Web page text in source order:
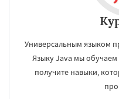
Универсальным языком
Языку Java мы
получите навыки,